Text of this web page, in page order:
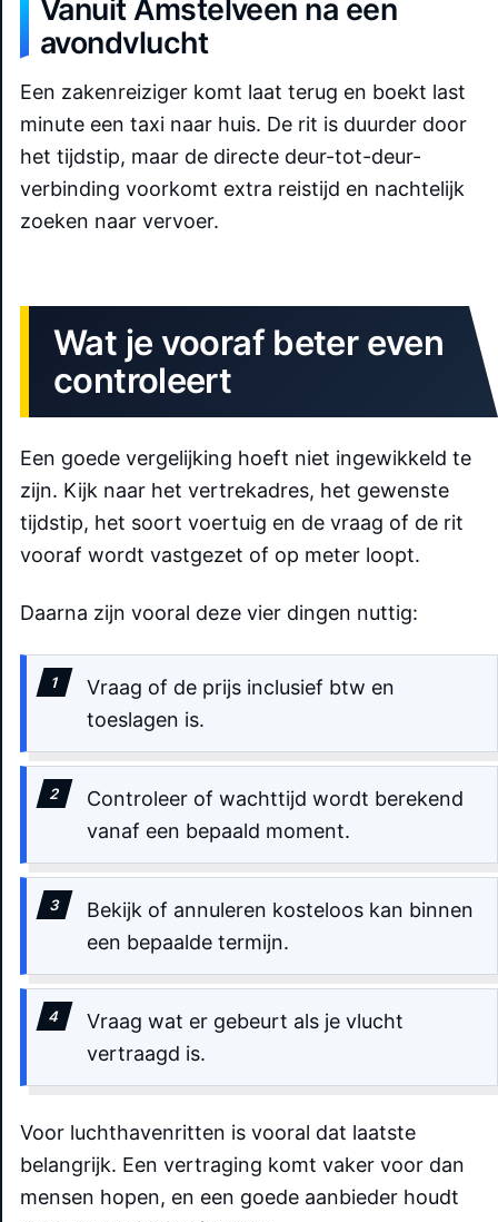
Vanuit Amstelveen na een
avondvlucht
Een zakenreiziger komt laat terug en boekt last
minute een taxi naar huis. De rit is duurder door
het tijdstip, maar de directe deur-tot-deur-
verbinding voorkomt extra reistijd en nachtelijk
zoeken naar vervoer.
Wat je vooraf beter even
controleert
Een goede vergelijking hoeft niet ingewikkeld te
zijn. Kijk naar het vertrekadres, het gewenste
tijdstip, het soort voertuig en de vraag of de rit
vooraf wordt vastgezet of op meter loopt.
Daarna zijn vooral deze vier dingen nuttig:
Vraag of de prijs inclusief btw en
toeslagen is.
Controleer of wachttijd wordt berekend
vanaf een bepaald moment.
Bekijk of annuleren kosteloos kan binnen
een bepaalde termijn.
Vraag wat er gebeurt als je vlucht
vertraagd is.
Voor luchthavenritten is vooral dat laatste
belangrijk. Een vertraging komt vaker voor dan
mensen hopen, en een goede aanbieder houdt